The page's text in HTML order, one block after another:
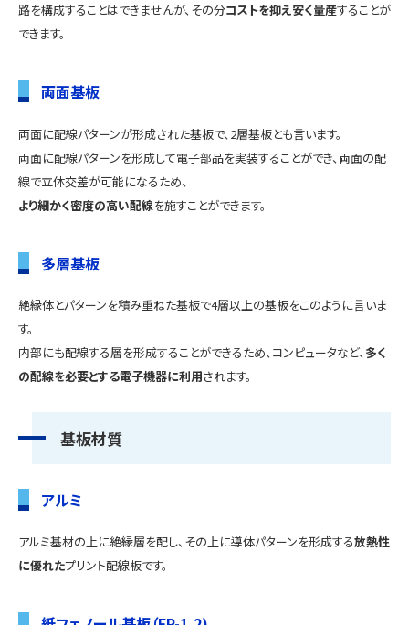
路を構成することはできませんが、その分コストを抑え安く量産することが
できます。
両面基板
両面に配線パターンが形成された基板で、2層基板とも言います。
両面に配線パターンを形成して電子部品を実装することができ、両面の配
線で立体交差が可能になるため、
より細かく密度の高い配線を施すことができます。
多層基板
絶縁体とパターンを積み重ねた基板で4層以上の基板をこのように言いま
す。
内部にも配線する層を形成することができるため、コンピュータなど、多く
の配線を必要とする電子機器に利用されます。
基板材質
アルミ
アルミ基材の上に絶縁層を配し、その上に導体パターンを形成する放熱性
に優れたプリント配線板です。